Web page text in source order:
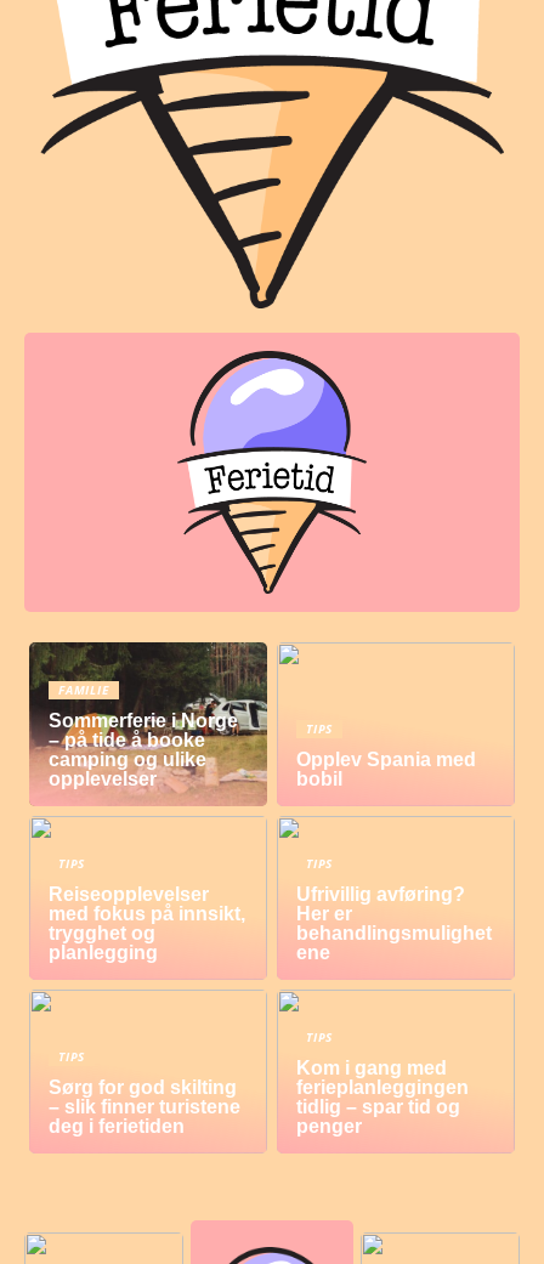
FAMILIE
Sommerferie i Norge
– på tide å booke
camping og ulike
opplevelser
TIPS
Opplev Spania med
bobil
TIPS
Reiseopplevelser
med fokus på innsikt,
trygghet og
planlegging
TIPS
Ufrivillig avføring?
Her er
behandlingsmulighet
ene
TIPS
Sørg for god skilting
– slik finner turistene
deg i ferietiden
TIPS
Kom i gang med
ferieplanleggingen
tidlig – spar tid og
penger